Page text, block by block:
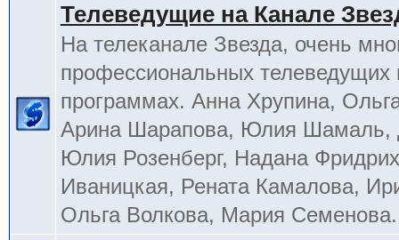
Телеведущие на Канале
На телеканале Звезда, очень
профессиональных телеведущих
программах. Анна Хрупина,
Арина Шарапова, Юлия Шамаль,
Юлия Розенберг, Надана
Иваницкая, Рената Камалова,
Ольга Волкова, Мария Семенова.